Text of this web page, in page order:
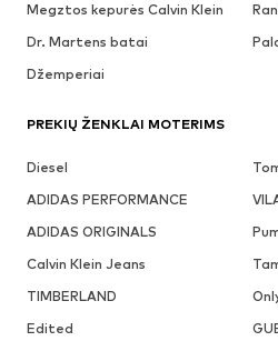
Megztos kepurės Calvin Klein
Dr. Martens batai
Džemperiai
PREKIŲ ŽENKLAI MOTERIMS
Diesel
ADIDAS PERFORMANCE
ADIDAS ORIGINALS
Calvin Klein Jeans
TIMBERLAND
Edited